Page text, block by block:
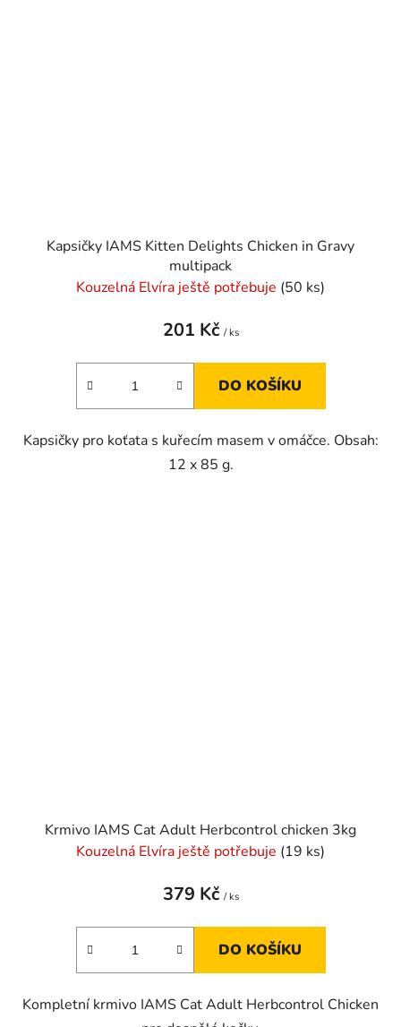
Kapsičky IAMS Kitten Delights Chicken in Gravy
multipack
Kouzelná Elvíra ještě potřebuje (50 ks)
201 Kč / ks
DO KOŠÍKU
Kapsičky pro koťata s kuřecím masem v omáčce. Obsah:
12 x 85 g.
Krmivo IAMS Cat Adult Herbcontrol chicken 3kg
Kouzelná Elvíra ještě potřebuje (19 ks)
379 Kč / ks
DO KOŠÍKU
Kompletní krmivo IAMS Cat Adult Herbcontrol Chicken